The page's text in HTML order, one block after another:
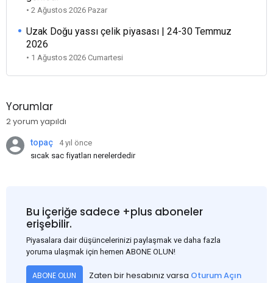
• 2 Ağustos 2026 Pazar
Uzak Doğu yassı çelik piyasası | 24-30 Temmuz
2026
• 1 Ağustos 2026 Cumartesi
Yorumlar
2 yorum yapıldı
topaç
4 yıl önce
sıcak sac fiyatları nerelerdedir
Bu içeriğe sadece +plus aboneler
erişebilir.
Piyasalara dair düşüncelerinizi paylaşmak ve daha fazla
yoruma ulaşmak için hemen ABONE OLUN!
ABONE OLUN Zaten bir hesabınız varsa Oturum Açın